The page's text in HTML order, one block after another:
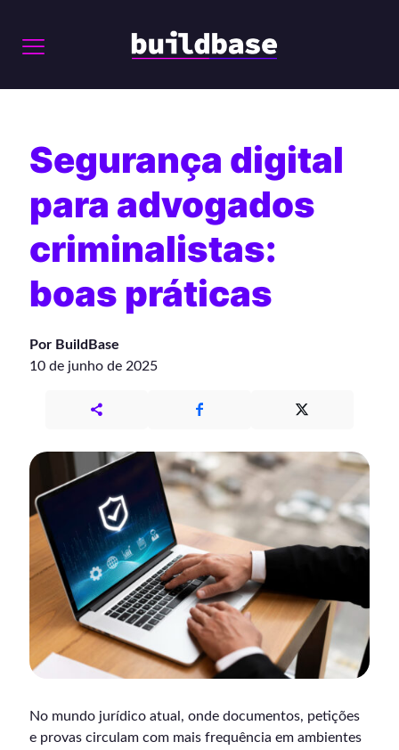
Segurança digital
para advogados
criminalistas:
boas práticas
Por BuildBase
10 de junho de 2025
No mundo jurídico atual, onde documentos, petições
e provas circulam com mais frequência em ambientes